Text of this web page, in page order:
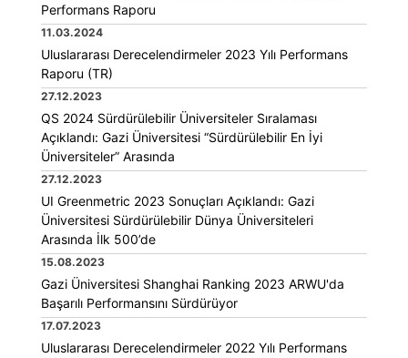
Performans Raporu
11.03.2024
Uluslararası Derecelendirmeler 2023 Yılı Performans
Raporu (TR)
27.12.2023
QS 2024 Sürdürülebilir Üniversiteler Sıralaması
Açıklandı: Gazi Üniversitesi “Sürdürülebilir En İyi
Üniversiteler” Arasında
27.12.2023
UI Greenmetric 2023 Sonuçları Açıklandı: Gazi
Üniversitesi Sürdürülebilir Dünya Üniversiteleri
Arasında İlk 500’de
15.08.2023
Gazi Üniversitesi Shanghai Ranking 2023 ARWU'da
Başarılı Performansını Sürdürüyor
17.07.2023
Uluslararası Derecelendirmeler 2022 Yılı Performans